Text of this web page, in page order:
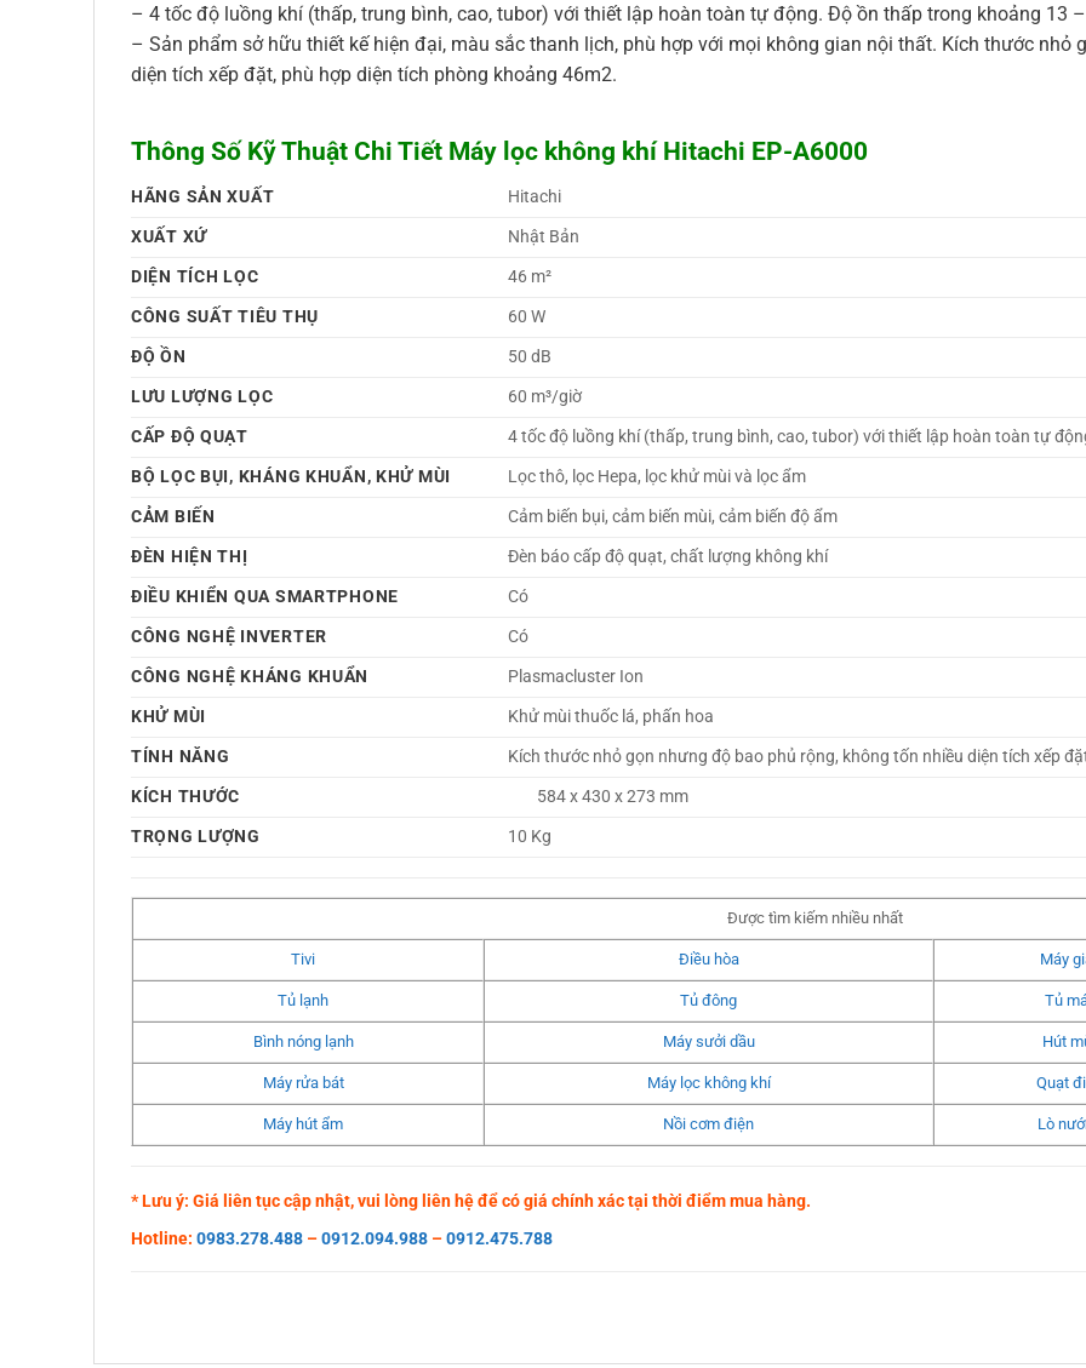
– 4 tốc độ luồng khí (thấp, trung bình, cao, tubor) với thiết lập hoàn toàn tự động. Độ ồn thấp trong khoảng 13
– Sản phẩm sở hữu thiết kế hiện đại, màu sắc thanh lịch, phù hợp với mọi không gian nội thất. Kích thước nhỏ
diện tích xếp đặt, phù hợp diện tích phòng khoảng 46m2.
Thông Số Kỹ Thuật Chi Tiết Máy lọc không khí Hitachi EP-A6000
HÃNG SẢN XUẤT
Hitachi
XUẤT XỨ
Nhật Bản
DIỆN TÍCH LỌC
46 m²
CÔNG SUẤT TIÊU THỤ
60 W
ĐỘ ỒN
50 dB
LƯU LƯỢNG LỌC
60 m³/giờ
CẤP ĐỘ QUẠT
4 tốc độ luồng khí (thấp, trung bình, cao, tubor) với thiết lập hoàn toàn tự
BỘ LỌC BỤI, KHÁNG KHUẨN, KHỬ MÙI
Lọc thô, lọc Hepa, lọc khử mùi và lọc ẩm
CẢM BIẾN
Cảm biến bụi, cảm biến mùi, cảm biến độ ẩm
ĐÈN HIỆN THỊ
Đèn báo cấp độ quạt, chất lượng không khí
ĐIỀU KHIỂN QUA SMARTPHONE
Có
CÔNG NGHỆ INVERTER
Có
CÔNG NGHỆ KHÁNG KHUẨN
Plasmacluster Ion
KHỬ MÙI
Khử mùi thuốc lá, phấn hoa
TÍNH NĂNG
Kích thước nhỏ gọn nhưng độ bao phủ rộng, không tốn nhiều diện tích xếp
KÍCH THƯỚC
	584 x 430 x 273 mm
TRỌNG LƯỢNG
10 Kg
Được tìm kiếm nhiều nhất
Tivi Điều hòa Máy
Tủ lạnh Tủ đông Tủ
Bình nóng lạnh Máy sưởi dầu Hút
Máy rửa bát Máy lọc không khí Quạt
Máy hút ẩm Nồi cơm điện Lò
* Lưu ý: Giá liên tục cập nhật, vui lòng liên hệ để có giá chính xác tại thời điểm mua hàng.
Hotline: 0983.278.488 –0912.094.988 –0912.475.788